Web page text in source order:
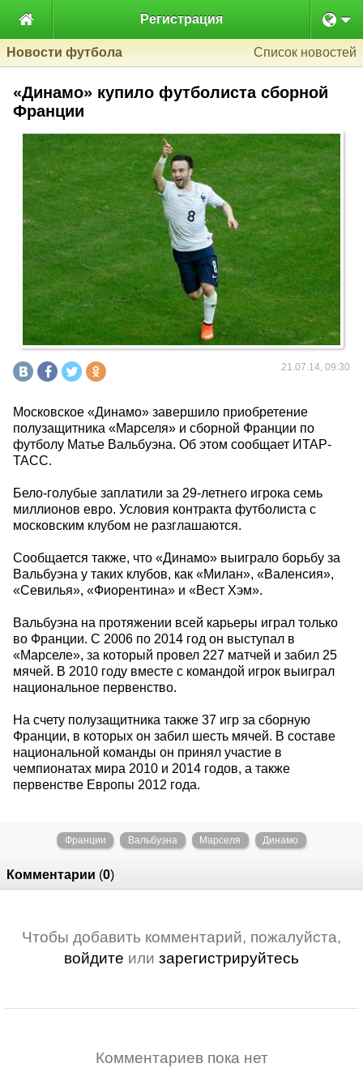
 Регистрация
Новости футбола Список новостей
«Динамо» купило футболиста сборной
Франции
21.07.14, 09:30
Московское «Динамо» завершило приобретение
полузащитника «Марселя» и сборной Франции по
футболу Матье Вальбуэна. Об этом сообщает ИТАР-
ТАСС.
Бело-голубые заплатили за 29-летнего игрока семь
миллионов евро. Условия контракта футболиста с
московским клубом не разглашаются.
Сообщается также, что «Динамо» выиграло борьбу за
Вальбуэна у таких клубов, как «Милан», «Валенсия»,
«Севилья», «Фиорентина» и «Вест Хэм».
Вальбуэна на протяжении всей карьеры играл только
во Франции. С 2006 по 2014 год он выступал в
«Марселе», за который провел 227 матчей и забил 25
мячей. В 2010 году вместе с командой игрок выиграл
национальное первенство.
На счету полузащитника также 37 игр за сборную
Франции, в которых он забил шесть мячей. В составе
национальной команды он принял участие в
чемпионатах мира 2010 и 2014 годов, а также
первенстве Европы 2012 года.
Франции Вальбуэна Марселя Динамо
Комментарии (0)
Чтобы добавить комментарий, пожалуйста,
войдите или зарегистрируйтесь
Комментариев пока нет